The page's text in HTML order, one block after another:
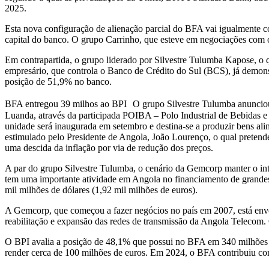
2025.
Esta nova configuração de alienação parcial do BFA vai igualmente
capital do banco. O grupo Carrinho, que esteve em negociações
Em contrapartida, o grupo liderado por Silvestre Tulumba Kapose, o
empresário, que controla o Banco de Crédito do Sul (BCS), já
posição de 51,9% no banco.
BFA entregou 39 milhos ao BPI O grupo Silvestre Tulumba
Luanda, através da participada POIBA – Polo Industrial de
unidade será inaugurada em setembro e destina-se a produzir bens
estimulado pelo Presidente de Angola, João Lourenço, o qual
uma descida da inflação por via de redução dos preços.
A par do grupo Silvestre Tulumba, o cenário da Gemcorp manter o
tem uma importante atividade em Angola no financiamento de
mil milhões de dólares (1,92 mil milhões de euros).
A Gemcorp, que começou a fazer negócios no país em 2007, está
reabilitação e expansão das redes de transmissão da Angola
O BPI avalia a posição de 48,1% que possui no BFA em 340
render cerca de 100 milhões de euros. Em 2024, o BFA contribuiu